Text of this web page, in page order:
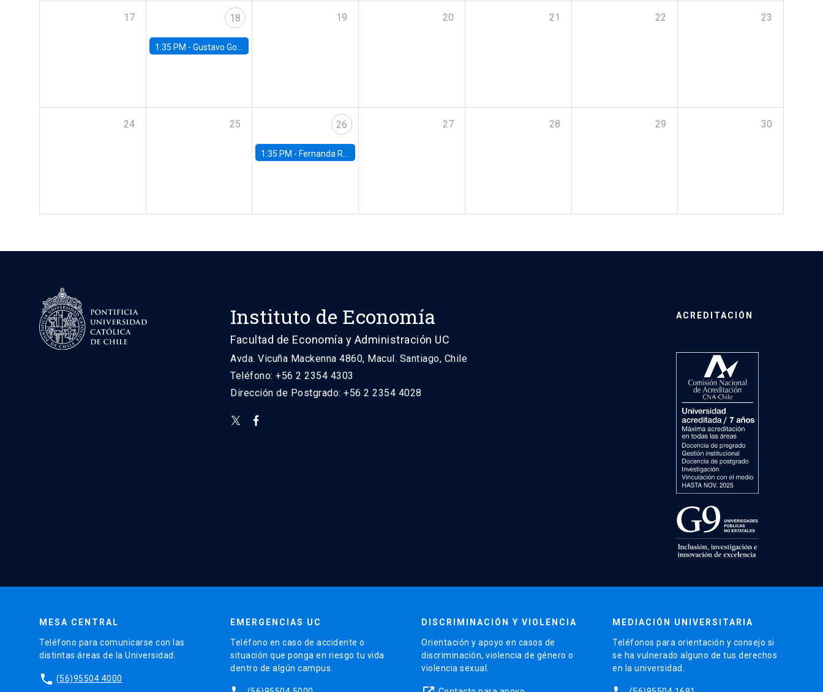
17 18
1:35 PM - Gustavo González, Banco Central de Chile
19 20 21 22 23
24 25 26
1:35 PM - Fernanda Rojas Ampuero, University of Wisconsin-Madison
27 28 29 30
Instituto de Economía
Facultad de Economía y Administración UC
Avda. Vicuña Mackenna 4860, Macul. Santiago, Chile
Teléfono: +56 2 2354 4303
Dirección de Postgrado: +56 2 2354 4028
ACREDITACIÓN
MESA CENTRAL
Teléfono para comunicarse con las
distintas áreas de la Universidad.
phone (56)95504 4000
EMERGENCIAS UC
Teléfono en caso de accidente o
situación que ponga en riesgo tu vida
dentro de algún campus.
DISCRIMINACIÓN Y VIOLENCIA
Orientación y apoyo en casos de
discriminación, violencia de género o
violencia sexual.
MEDIACIÓN UNIVERSITARIA
Teléfonos para orientación y consejo si
se ha vulnerado alguno de tus derechos
en la universidad.